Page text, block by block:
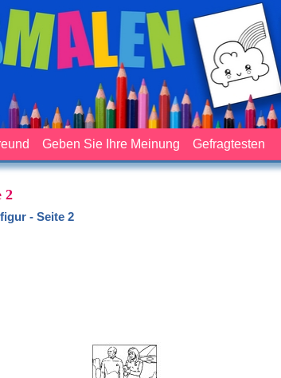
Geben Sie Ihre Meinung Gefragtesten
2
- Seite 2